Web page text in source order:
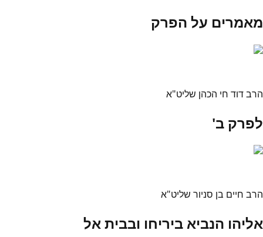
מאמרים על הפרק
הרב דוד חי הכהן שליט"א
לפרק ב'
הרב חיים בן סניור שליט"א
אליהו הנביא ביריחו ובבית אל